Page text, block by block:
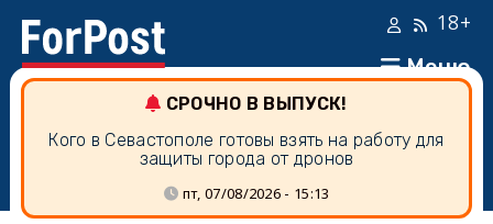
Меню
18+
СРОЧНО В ВЫПУСК!
Кого в Севастополе готовы взять на работу для
защиты города от дронов
пт, 07/08/2026 - 15:13